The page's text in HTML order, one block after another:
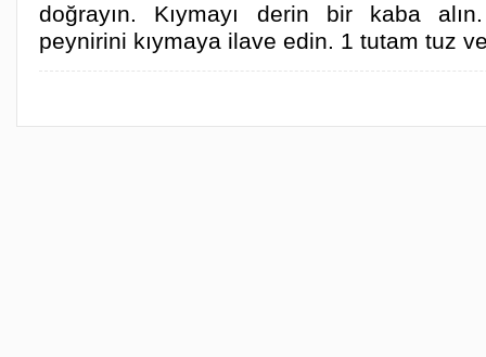
doğrayın. Kıymayı derin bir kaba
peynirini kıymaya ilave edin. 1 tutam tuz